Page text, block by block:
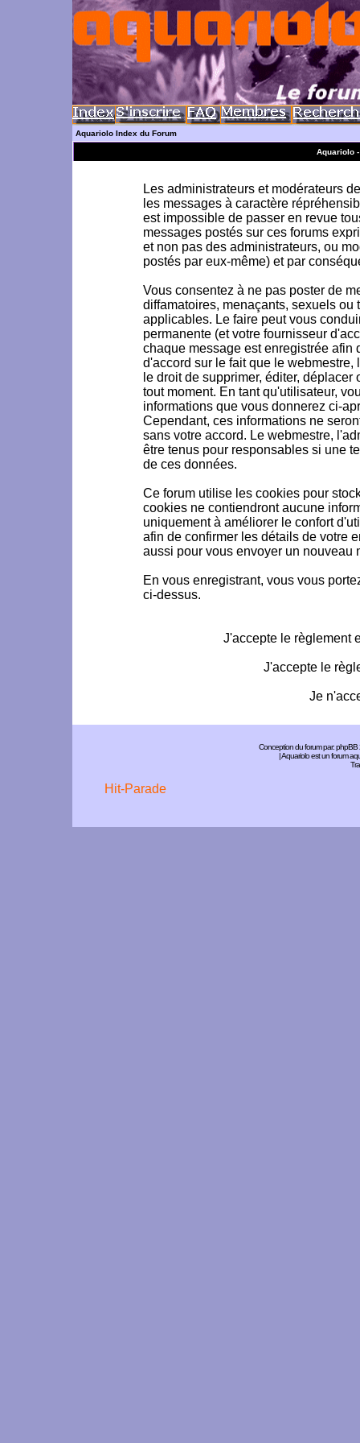
Aquariolo Index du Forum
Aquariolo
Les administrateurs et modérateurs
les messages à caractère
est impossible de passer en revue
messages postés sur ces forums
et non pas des administrateurs, ou
postés par eux-même) et par
Vous consentez à ne pas poster de
diffamatoires, menaçants, sexuels
applicables. Le faire peut vous
permanente (et votre fournisseur
chaque message est enregistrée afin
d'accord sur le fait que le
le droit de supprimer, éditer,
tout moment. En tant qu'utilisateur,
informations que vous donnerez ci-
Cependant, ces informations ne
sans votre accord. Le webmestre,
être tenus pour responsables si une
de ces données.
Ce forum utilise les cookies pour
cookies ne contiendront aucune
uniquement à améliorer le confort
afin de confirmer les détails de votre
aussi pour vous envoyer un nouveau
En vous enregistrant, vous vous
ci-dessus.
J'accepte le règlement
J'accepte le
Je
Conception du forum par:phpBB
| Aquariolo est un forum